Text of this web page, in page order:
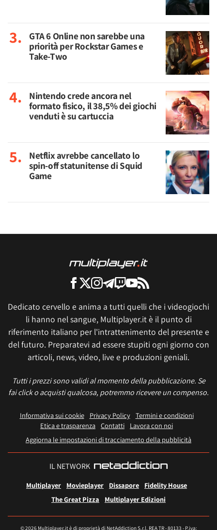
GTA 6 Online non sarebbe una
priorità per Rockstar Games e
Take-Two
Nintendo crede ancora nel
formato fisico, il 38,5% dei giochi
venduti è su cartuccia
Netflix avrebbe cancellato lo
spin-off statunitense di Squid
Game
Dedicato cervello e anima a tutti quelli che i videogiochi
li hanno nel sangue, Multiplayer.it è il punto di
riferimento italiano per l'intrattenimento del presente e
del futuro. Preparatevi ad essere stupiti ogni giorno con
articoli, news, video, live e produzioni geniali.
Tutti i prezzi sono validi al momento della pubblicazione. Se
fai click o acquisti qualcosa, potremmo ricevere un compenso.
Informativa sui cookie Privacy Policy
Termini e condizioni
Etica e trasparenza Contatti
Lavora con noi
Aggiorna le impostazioni di tracciamento della pubblicità
IL NETWORK
Multiplayer Movieplayer Dissapore
Fidelity House
The Great Pizza
Multiplayer Edizioni
© 2026 Multiplayer.it è di proprietà di NetAddiction S.r.l. REA TR - 80133 - P.iva: